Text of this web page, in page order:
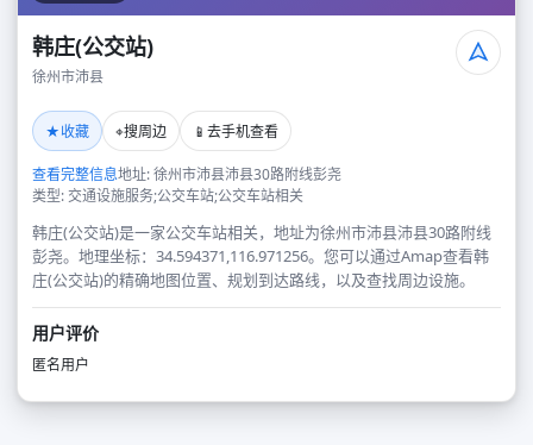
韩庄(公交站)
徐州市沛县
★收藏 ⌖搜周边 📱 去手机查看
查看完整信息地址: 徐州市沛县沛县30路附线彭尧
类型: 交通设施服务;公交车站;公交车站相关
韩庄(公交站)是一家公交车站相关，地址为徐州市沛县沛县30路附线
彭尧。地理坐标：34.594371,116.971256。您可以通过Amap查看韩
庄(公交站)的精确地图位置、规划到达路线，以及查找周边设施。
用户评价
匿名用户